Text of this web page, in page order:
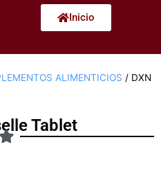
Inicio
ALIMENTICIOS / DXN
Tablet